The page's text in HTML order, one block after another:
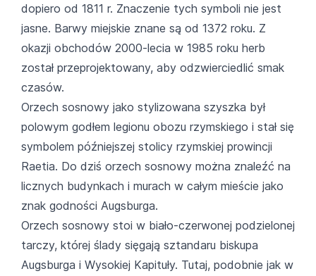
dopiero od 1811 r. Znaczenie tych symboli nie jest
jasne. Barwy miejskie znane są od 1372 roku. Z
okazji obchodów 2000-lecia w 1985 roku herb
został przeprojektowany, aby odzwierciedlić smak
czasów.
Orzech sosnowy jako stylizowana szyszka był
polowym godłem legionu obozu rzymskiego i stał się
symbolem późniejszej stolicy rzymskiej prowincji
Raetia. Do dziś orzech sosnowy można znaleźć na
licznych budynkach i murach w całym mieście jako
znak godności Augsburga.
Orzech sosnowy stoi w biało-czerwonej podzielonej
tarczy, której ślady sięgają sztandaru biskupa
Augsburga i Wysokiej Kapituły. Tutaj, podobnie jak w